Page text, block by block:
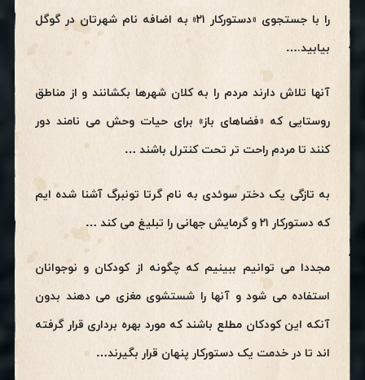
را با جستجوی «دستورکار ۲۱» به اضافه نام شهرتان در گوگل
بیابید.…
آنها تلاش دارند مردم را به کلان شهرها بکشانند و از مناطق
روستایی که «فضاهای باز» برای حیات وحش می نامند دور
کنند تا مردم راحت تر تحت کنترل باشند …
به تازگی یک دختر سوئدی به نام گرتا تونبرگ آشنا شده ایم
که دستورکار ۲۱ و گرمایش جهانی را تبلیغ می کند …
مجددا می توانیم ببینیم که چگونه از کودکان و نوجوانان
استفاده می شود و آنها را شستشوی مغزی می دهند بدون
آنکه این کودکان مطلع باشند که مورد بهره برداری قرار گرفته
اند تا در خدمت یک دستورکار پنهان قرار بگیرند…